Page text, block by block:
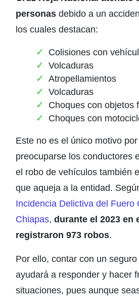
personas debido a un
los cuales destacan:
Colisiones con
Volcaduras
Atropellamientos
Volcaduras
Choques con objetos
Choques con
Este no es el único motivo
preocuparse los conductores
el robo de vehículos también
que aqueja a la entidad.
Incidencia Delictiva del Fuero
Chiapas, durante el 2023 en
registraron 973 robos.
Por ello, contar con un
ayudará a responder y hacer
situaciones, pues aunque